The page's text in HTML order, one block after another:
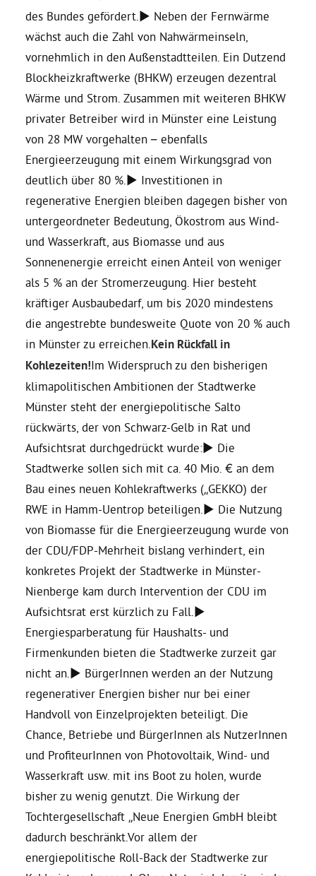
des Bundes gefördert.► Neben der Fernwärme
wächst auch die Zahl von Nahwärmeinseln,
vornehmlich in den Außenstadtteilen. Ein Dutzend
Blockheizkraftwerke (BHKW) erzeugen dezentral
Wärme und Strom. Zusammen mit weiteren BHKW
privater Betreiber wird in Münster eine Leistung
von 28 MW vorgehalten – ebenfalls
Energieerzeugung mit einem Wirkungsgrad von
deutlich über 80 %.► Investitionen in
regenerative Energien bleiben dagegen bisher von
untergeordneter Bedeutung, Ökostrom aus Wind-
und Wasserkraft, aus Biomasse und aus
Sonnenenergie erreicht einen Anteil von weniger
als 5 % an der Stromerzeugung. Hier besteht
kräftiger Ausbaubedarf, um bis 2020 mindestens
die angestrebte bundesweite Quote von 20 % auch
in Münster zu erreichen. Kein Rückfall in
Kohlezeiten!Im Widerspruch zu den bisherigen
klimapolitischen Ambitionen der Stadtwerke
Münster steht der energiepolitische Salto
rückwärts, der von Schwarz-Gelb in Rat und
Aufsichtsrat durchgedrückt wurde:► Die
Stadtwerke sollen sich mit ca. 40 Mio. € an dem
Bau eines neuen Kohlekraftwerks („GEKKO) der
RWE in Hamm-Uentrop beteiligen.► Die Nutzung
von Biomasse für die Energieerzeugung wurde von
der CDU/FDP-Mehrheit bislang verhindert, ein
konkretes Projekt der Stadtwerke in Münster-
Nienberge kam durch Intervention der CDU im
Aufsichtsrat erst kürzlich zu Fall.►
Energiesparberatung für Haushalts- und
Firmenkunden bieten die Stadtwerke zurzeit gar
nicht an.► BürgerInnen werden an der Nutzung
regenerativer Energien bisher nur bei einer
Handvoll von Einzelprojekten beteiligt. Die
Chance, Betriebe und BürgerInnen als NutzerInnen
und ProfiteurInnen von Photovoltaik, Wind- und
Wasserkraft usw. mit ins Boot zu holen, wurde
bisher zu wenig genutzt. Die Wirkung der
Tochtergesellschaft „Neue Energien GmbH bleibt
dadurch beschränkt.Vor allem der
energiepolitische Roll-Back der Stadtwerke zur